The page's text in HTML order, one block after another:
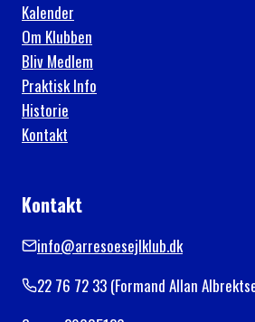
Kalender
Om Klubben
Bliv Medlem
Praktisk Info
Historie
Kontakt
Kontakt
info@arresoesejlklub.dk
22 76 72 33 (Formand Allan